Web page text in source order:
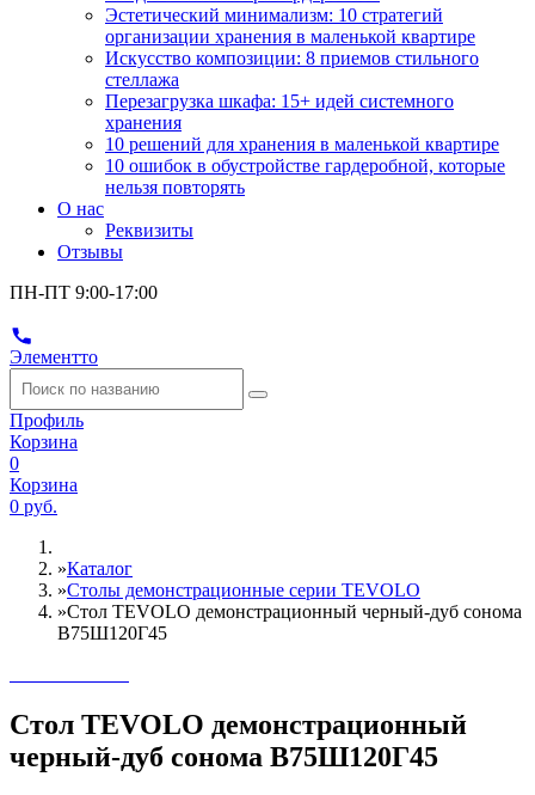
Эстетический минимализм: 10 стратегий
организации хранения в маленькой квартире
Искусство композиции: 8 приемов стильного
стеллажа
Перезагрузка шкафа: 15+ идей системного
хранения
10 решений для хранения в маленькой квартире
10 ошибок в обустройстве гардеробной, которые
нельзя повторять
О нас
Реквизиты
Отзывы
ПН-ПТ 9:00-17:00
Элементто
Профиль
Корзина
0
Корзина
0 руб.
»Каталог
»Столы демонстрационные серии TEVOLO
»Стол TEVOLO демонстрационный черный-дуб сонома
В75Ш120Г45
Стол TEVOLO демонстрационный
черный-дуб сонома В75Ш120Г45